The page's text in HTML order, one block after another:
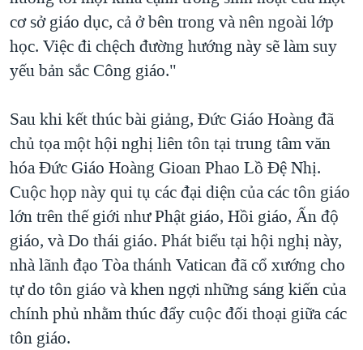
cơ sở giáo dục, cả ở bên trong và nên ngoài lớp
học. Việc đi chệch đường hướng này sẽ làm suy
yếu bản sắc Công giáo."
Sau khi kết thúc bài giảng, Đức Giáo Hoàng đã
chủ tọa một hội nghị liên tôn tại trung tâm văn
hóa Đức Giáo Hoàng Gioan Phao Lồ Đệ Nhị.
Cuộc họp này qui tụ các đại diện của các tôn giáo
lớn trên thế giới như Phật giáo, Hồi giáo, Ấn độ
giáo, và Do thái giáo. Phát biểu tại hội nghị này,
nhà lãnh đạo Tòa thánh Vatican đã cổ xướng cho
tự do tôn giáo và khen ngợi những sáng kiến của
chính phủ nhằm thúc đẩy cuộc đối thoại giữa các
tôn giáo.